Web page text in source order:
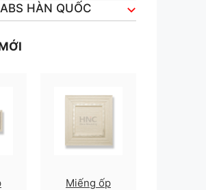
HÀN QUỐC
Miếng ốp